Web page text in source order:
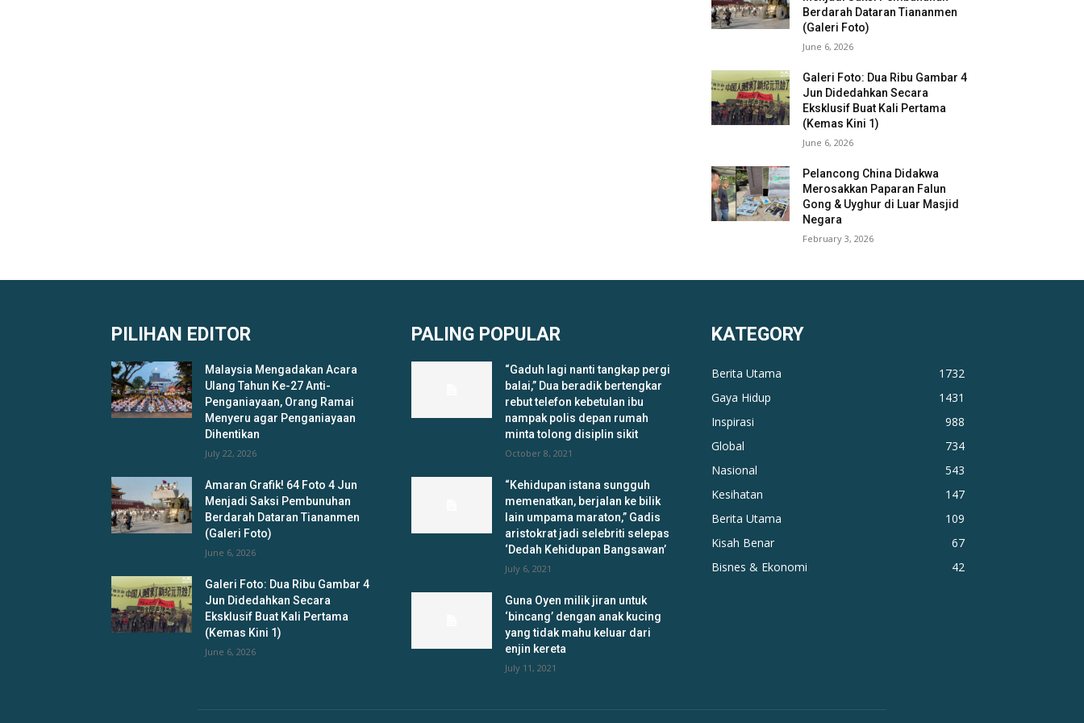
Berdarah Dataran Tiananmen
(Galeri Foto)
June 6, 2026
Galeri Foto: Dua Ribu Gambar 4
Jun Didedahkan Secara
Eksklusif Buat Kali Pertama
(Kemas Kini 1)
June 6, 2026
Pelancong China Didakwa
Merosakkan Paparan Falun
Gong & Uyghur di Luar Masjid
Negara
February 3, 2026
PILIHAN EDITOR
Malaysia Mengadakan Acara
Ulang Tahun Ke-27 Anti-
Penganiayaan, Orang Ramai
Menyeru agar Penganiayaan
Dihentikan
July 22, 2026
Amaran Grafik! 64 Foto 4 Jun
Menjadi Saksi Pembunuhan
Berdarah Dataran Tiananmen
(Galeri Foto)
June 6, 2026
Galeri Foto: Dua Ribu Gambar 4
Jun Didedahkan Secara
Eksklusif Buat Kali Pertama
(Kemas Kini 1)
June 6, 2026
PALING POPULAR
“Gaduh lagi nanti tangkap pergi
balai,” Dua beradik bertengkar
rebut telefon kebetulan ibu
nampak polis depan rumah
minta tolong disiplin sikit
October 8, 2021
“Kehidupan istana sungguh
memenatkan, berjalan ke bilik
lain umpama maraton,” Gadis
aristokrat jadi selebriti selepas
‘Dedah Kehidupan Bangsawan’
July 6, 2021
Guna Oyen milik jiran untuk
‘bincang’ dengan anak kucing
yang tidak mahu keluar dari
enjin kereta
July 11, 2021
KATEGORY
Berita Utama
1732
Gaya Hidup
1431
Inspirasi
988
Global
734
Nasional
543
Kesihatan
147
Berita Utama
109
Kisah Benar
67
Bisnes & Ekonomi
42